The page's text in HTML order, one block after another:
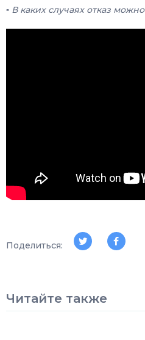
▫️ В каких случаях отказ
Поделиться:
Читайте также